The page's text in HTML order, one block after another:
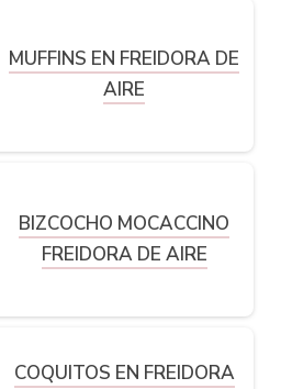
MUFFINS EN FREIDORA DE
AIRE
BIZCOCHO MOCACCINO
FREIDORA DE AIRE
COQUITOS EN FREIDORA